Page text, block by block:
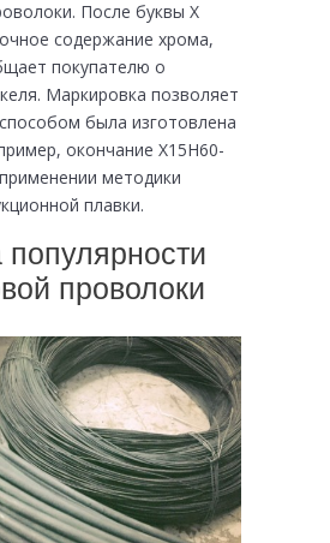
После буквы Х
содержание хрома,
покупателю о
Маркировка позволяет
была изготовлена
окончание Х15Н60-
методики
плавки.
проволоки